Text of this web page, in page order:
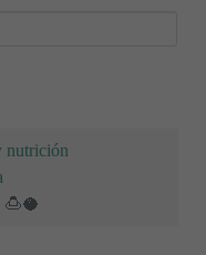
nutrición
🍮🥥